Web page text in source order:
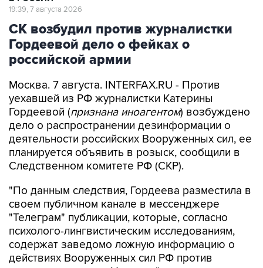
СК возбудил против журналистки
Гордеевой дело о фейках о
российской армии
Москва. 7 августа. INTERFAX.RU - Против
Гордеевой (признана иноагентом ) возбуждено
дело о распространении дезинформации о
деятельности российских Вооруженных сил, ее
планируется объявить в розыск, сообщили в
Следственном комитете РФ (СКР).
"По данным следствия, Гордеева разместила в
"Телеграм" публикации, которые, согласно
психолого-лингвистическим исследованиям,
содержат заведомо ложную информацию о
действиях Вооруженных сил РФ против
мирного населения Украины", - говорится в
сообщении СКР в канале в MAX в пятницу.